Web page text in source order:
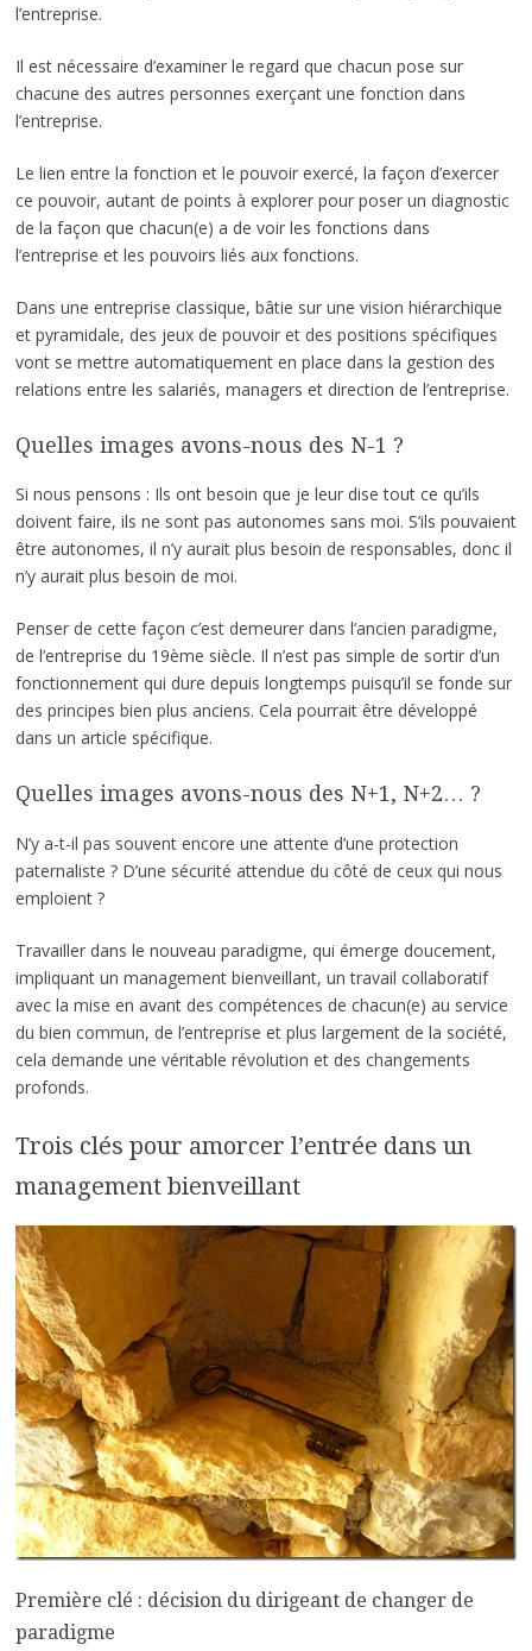
l’entreprise.
Il est nécessaire d’examiner le regard que chacun pose sur
chacune des autres personnes exerçant une fonction dans
l’entreprise.
Le lien entre la fonction et le pouvoir exercé, la façon d’exercer
ce pouvoir, autant de points à explorer pour poser un diagnostic
de la façon que chacun(e) a de voir les fonctions dans
l’entreprise et les pouvoirs liés aux fonctions.
Dans une entreprise classique, bâtie sur une vision hiérarchique
et pyramidale, des jeux de pouvoir et des positions spécifiques
vont se mettre automatiquement en place dans la gestion des
relations entre les salariés, managers et direction de l’entreprise.
Quelles images avons-nous des N-1 ?
Si nous pensons : Ils ont besoin que je leur dise tout ce qu’ils
doivent faire, ils ne sont pas autonomes sans moi. S’ils pouvaient
être autonomes, il n’y aurait plus besoin de responsables, donc il
n’y aurait plus besoin de moi.
Penser de cette façon c’est demeurer dans l’ancien paradigme,
de l’entreprise du 19ème siècle. Il n’est pas simple de sortir d’un
fonctionnement qui dure depuis longtemps puisqu’il se fonde sur
des principes bien plus anciens. Cela pourrait être développé
dans un article spécifique.
Quelles images avons-nous des N+1, N+2… ?
N’y a-t-il pas souvent encore une attente d’une protection
paternaliste ? D’une sécurité attendue du côté de ceux qui nous
emploient ?
Travailler dans le nouveau paradigme, qui émerge doucement,
impliquant un management bienveillant, un travail collaboratif
avec la mise en avant des compétences de chacun(e) au service
du bien commun, de l’entreprise et plus largement de la société,
cela demande une véritable révolution et des changements
profonds.
Trois clés pour amorcer l’entrée dans un
management bienveillant
Première clé : décision du dirigeant de changer de
paradigme